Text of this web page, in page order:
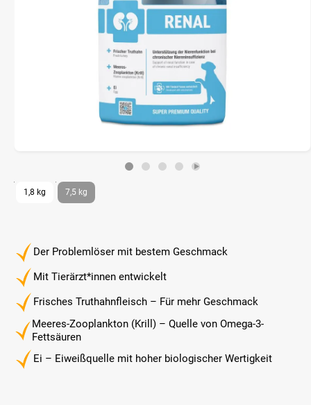
Der Problemlöser mit bestem Geschmack
Mit Tierärzt*innen entwickelt
Frisches Truthahnfleisch – Für mehr Geschmack
Meeres-Zooplankton (Krill) – Quelle von Omega-3-
Fettsäuren
Ei – Eiweißquelle mit hoher biologischer Wertigkeit
1,8 kg 7,5 kg